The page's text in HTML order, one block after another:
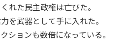
れた民主政権は亡びた。
を武器として手に入れた。
ションも数倍になっている。